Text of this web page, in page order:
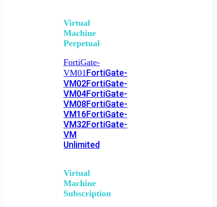
Virtual
Machine
Perpetual
FortiGate-
VM01FortiGate-
VM02FortiGate-
VM04FortiGate-
VM08FortiGate-
VM16FortiGate-
VM32FortiGate-
VM
Unlimited
Virtual
Machine
Subscription